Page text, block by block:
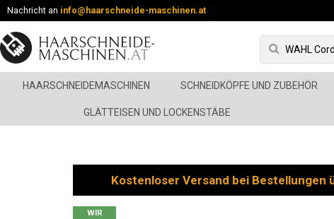
Nachricht an info@haarschneide-maschinen.at
HAARSCHNEIDEMASCHINEN SCHNEIDKÖPFE UND ZUBEHÖR
GLÄTTEISEN UND LOCKENSTÄBE
Kostenloser Versand bei Bestellungen
WIR